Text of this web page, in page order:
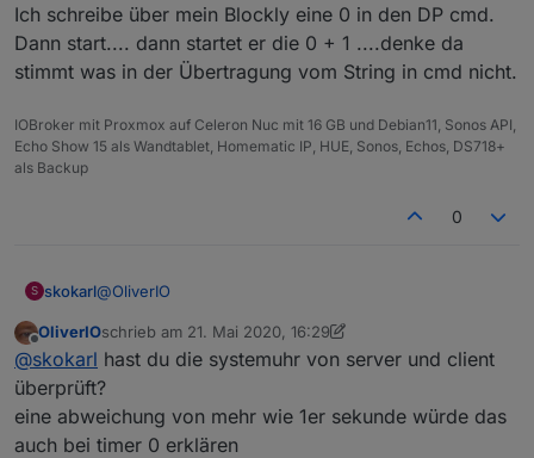
Rechner an einen Zeitserver hängen
Ich schreibe über mein Blockly eine 0 in den DP cmd.
Dann start.... dann startet er die 0 + 1 ....denke da
stimmt was in der Übertragung vom String in cmd nicht.
IOBroker mit Proxmox auf Celeron Nuc mit 16 GB und Debian11, Sonos API,
Echo Show 15 als Wandtablet, Homematic IP, HUE, Sonos, Echos, DS718+
als Backup
0
S skokarl@OliverIO
guck mal das zweite Widget, selbe Problem auch bei
Null, also 0.
Ich schreibe über mein Blockly eine 0 in den DP cmd.
stimmt was in der Übertragung vom String in cmd nicht.
Offline
OliverIOschrieb am 21. Mai 2020, 16:29
zuletzt editiert von OliverIO
@skokarl hast du die systemuhr von server und client
überprüft?
eine abweichung von mehr wie 1er sekunde würde das
auch bei timer 0 erklären